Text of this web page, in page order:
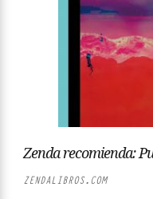
Zenda recomienda:
ZENDALIBROS.COM